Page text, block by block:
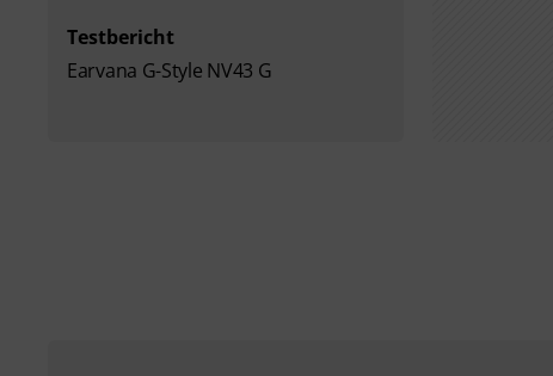
Testbericht
Earvana G-Style NV43 G